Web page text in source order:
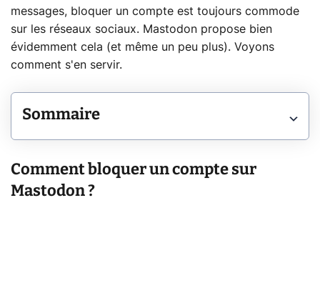
messages, bloquer un compte est toujours commode
sur les réseaux sociaux. Mastodon propose bien
évidemment cela (et même un peu plus). Voyons
comment s'en servir.
Sommaire
Comment bloquer un compte sur
Mastodon ?